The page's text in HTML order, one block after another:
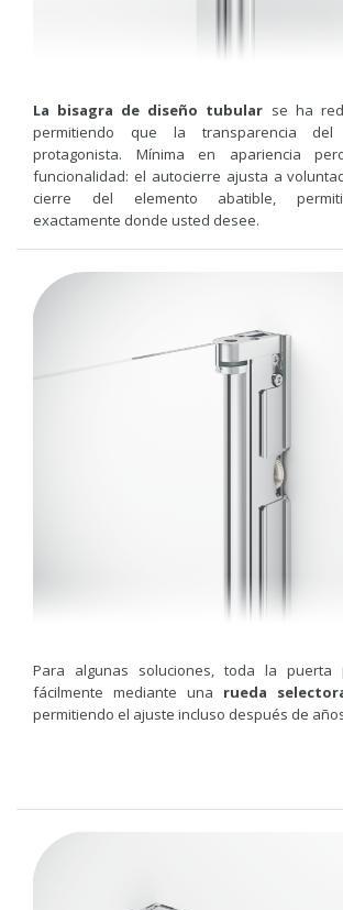
La bisagra de diseño tubular se ha
permitiendo que la transparencia
protagonista. Mínima en apariencia
funcionalidad: el autocierre ajusta a
cierre del elemento abatible,
exactamente donde usted desee.
Para algunas soluciones, toda la puerta
fácilmente mediante una rueda
permitiendo el ajuste incluso después de